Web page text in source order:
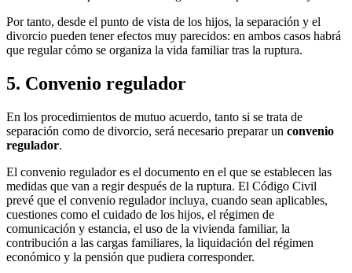
Por tanto, desde el punto de vista de los hijos, la separación y el
divorcio pueden tener efectos muy parecidos: en ambos casos habrá
que regular cómo se organiza la vida familiar tras la ruptura.
5. Convenio regulador
En los procedimientos de mutuo acuerdo, tanto si se trata de
separación como de divorcio, será necesario preparar un convenio
regulador.
El convenio regulador es el documento en el que se establecen las
medidas que van a regir después de la ruptura. El Código Civil
prevé que el convenio regulador incluya, cuando sean aplicables,
cuestiones como el cuidado de los hijos, el régimen de
comunicación y estancia, el uso de la vivienda familiar, la
contribución a las cargas familiares, la liquidación del régimen
económico y la pensión que pudiera corresponder.